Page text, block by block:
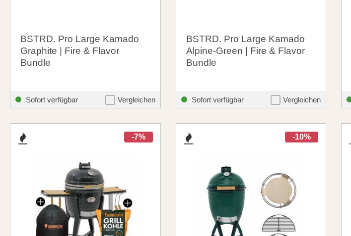
BSTRD. Pro Large Kamado
Graphite | Fire & Flavor
Bundle
2.399,00 € santosgrills-theme.listing.formerPrice:
2.548,85 €
Sofort verfügbar Vergleichen
BSTRD. Pro Large Kamado
Alpine-Green | Fire & Flavor
Bundle
2.399,00 € santosgrills-theme.listing.formerPrice:
2.548,85 €
Sofort verfügbar Vergleichen
-7% -10%